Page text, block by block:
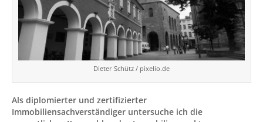
Dieter Schütz / pixelio.de
Als diplomierter und zertifizierter
Immobiliensachverständiger untersuche ich die